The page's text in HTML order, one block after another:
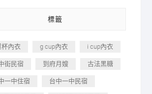
標籤
杯內衣 g cup內衣 i cup內衣
街民宿 到府月嫂 古法黑糖
一中住宿 台中一中民宿